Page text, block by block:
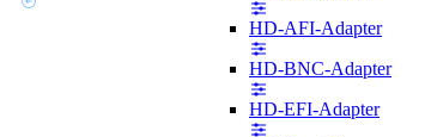
HD-AFI-Adapter
HD-BNC-Adapter
HD-EFI-Adapter